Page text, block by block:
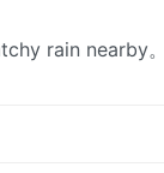
rain nearby